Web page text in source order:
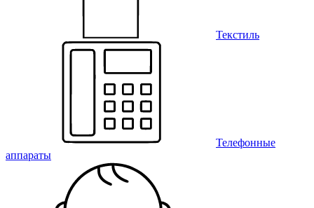
Текстиль
Телефонные
аппараты